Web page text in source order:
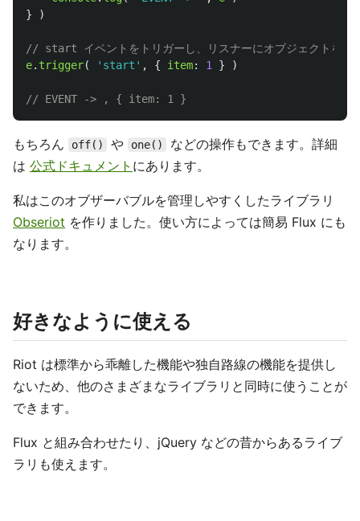
}
)
// start イベントをトリガーし、リスナーにオブジェクトを渡
e. trigger( ' start ' , { item: 1 } )
// EVENT -> , { item: 1 }
もちろん off() や one()
などの操作もできます。詳細
は 公式ドキュメント にあります。
私はこのオブザーバブルを管理しやすくしたライブラリ
Obseriot を作りました。使い方によっては簡易 Flux にも
なります。
好きなように使える
Riot は標準から乖離した機能や独自路線の機能を提供し
ないため、他のさまざまなライブラリと同時に使うことが
できます。
Flux と組み合わせたり、jQuery などの昔からあるライブ
ラリも使えます。